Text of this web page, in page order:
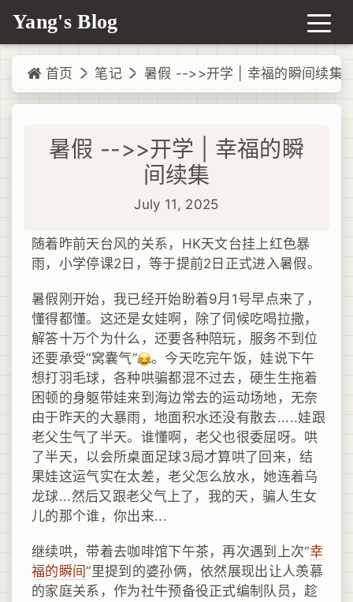
Yang's Blog
首页 笔记 暑假 -->>开学 | 幸福的瞬间续集
暑假 -->>开学 | 幸福的瞬
间续集
July 11, 2025
随着昨前天台风的关系，HK天文台挂上红色暴
雨，小学停课2日，等于提前2日正式进入暑假。
暑假刚开始，我已经开始盼着9月1号早点来了，
懂得都懂。这还是女娃啊，除了伺候吃喝拉撒，
解答十万个为什么，还要各种陪玩，服务不到位
还要承受“窝囊气”
。今天吃完午饭，娃说下午
想打羽毛球，各种哄骗都混不过去，硬生生拖着
困顿的身躯带娃来到海边常去的运动场地，无奈
由于昨天的大暴雨，地面积水还没有散去.....娃跟
老父生气了半天。谁懂啊，老父也很委屈呀。哄
了半天，以会所桌面足球3局才算哄了回来，结
果娃这运气实在太差，老父怎么放水，她连着乌
龙球...然后又跟老父气上了，我的天，骗人生女
儿的那个谁，你出来...
继续哄，带着去咖啡馆下午茶，再次遇到上次“幸
福的瞬间”里提到的婆孙俩，依然展现出让人羡慕
的家庭关系，作为社牛预备役正式编制队员，趁